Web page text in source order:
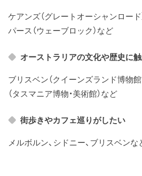
ケアンズ（グレートオーシャンロード
パース（ウェーブロック）など
オーストラリアの文化や歴史に
ブリスベン（クイーンズランド博物館
（タスマニア博物・美術館）など
街歩きやカフェ巡りがしたい
メルボルン、シドニー、ブリスベンな